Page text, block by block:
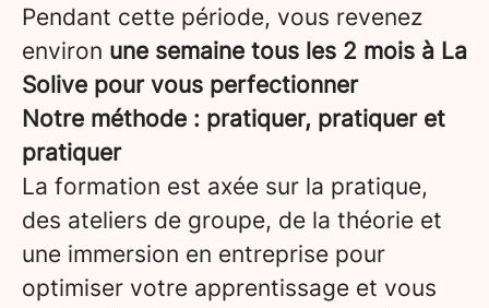
Pendant cette période, vous revenez
environ une semaine tous les 2 mois à La
Solive pour vous perfectionner
Notre méthode : pratiquer, pratiquer et
pratiquer
La formation est axée sur la pratique,
des ateliers de groupe, de la théorie et
une immersion en entreprise pour
optimiser votre apprentissage et vous